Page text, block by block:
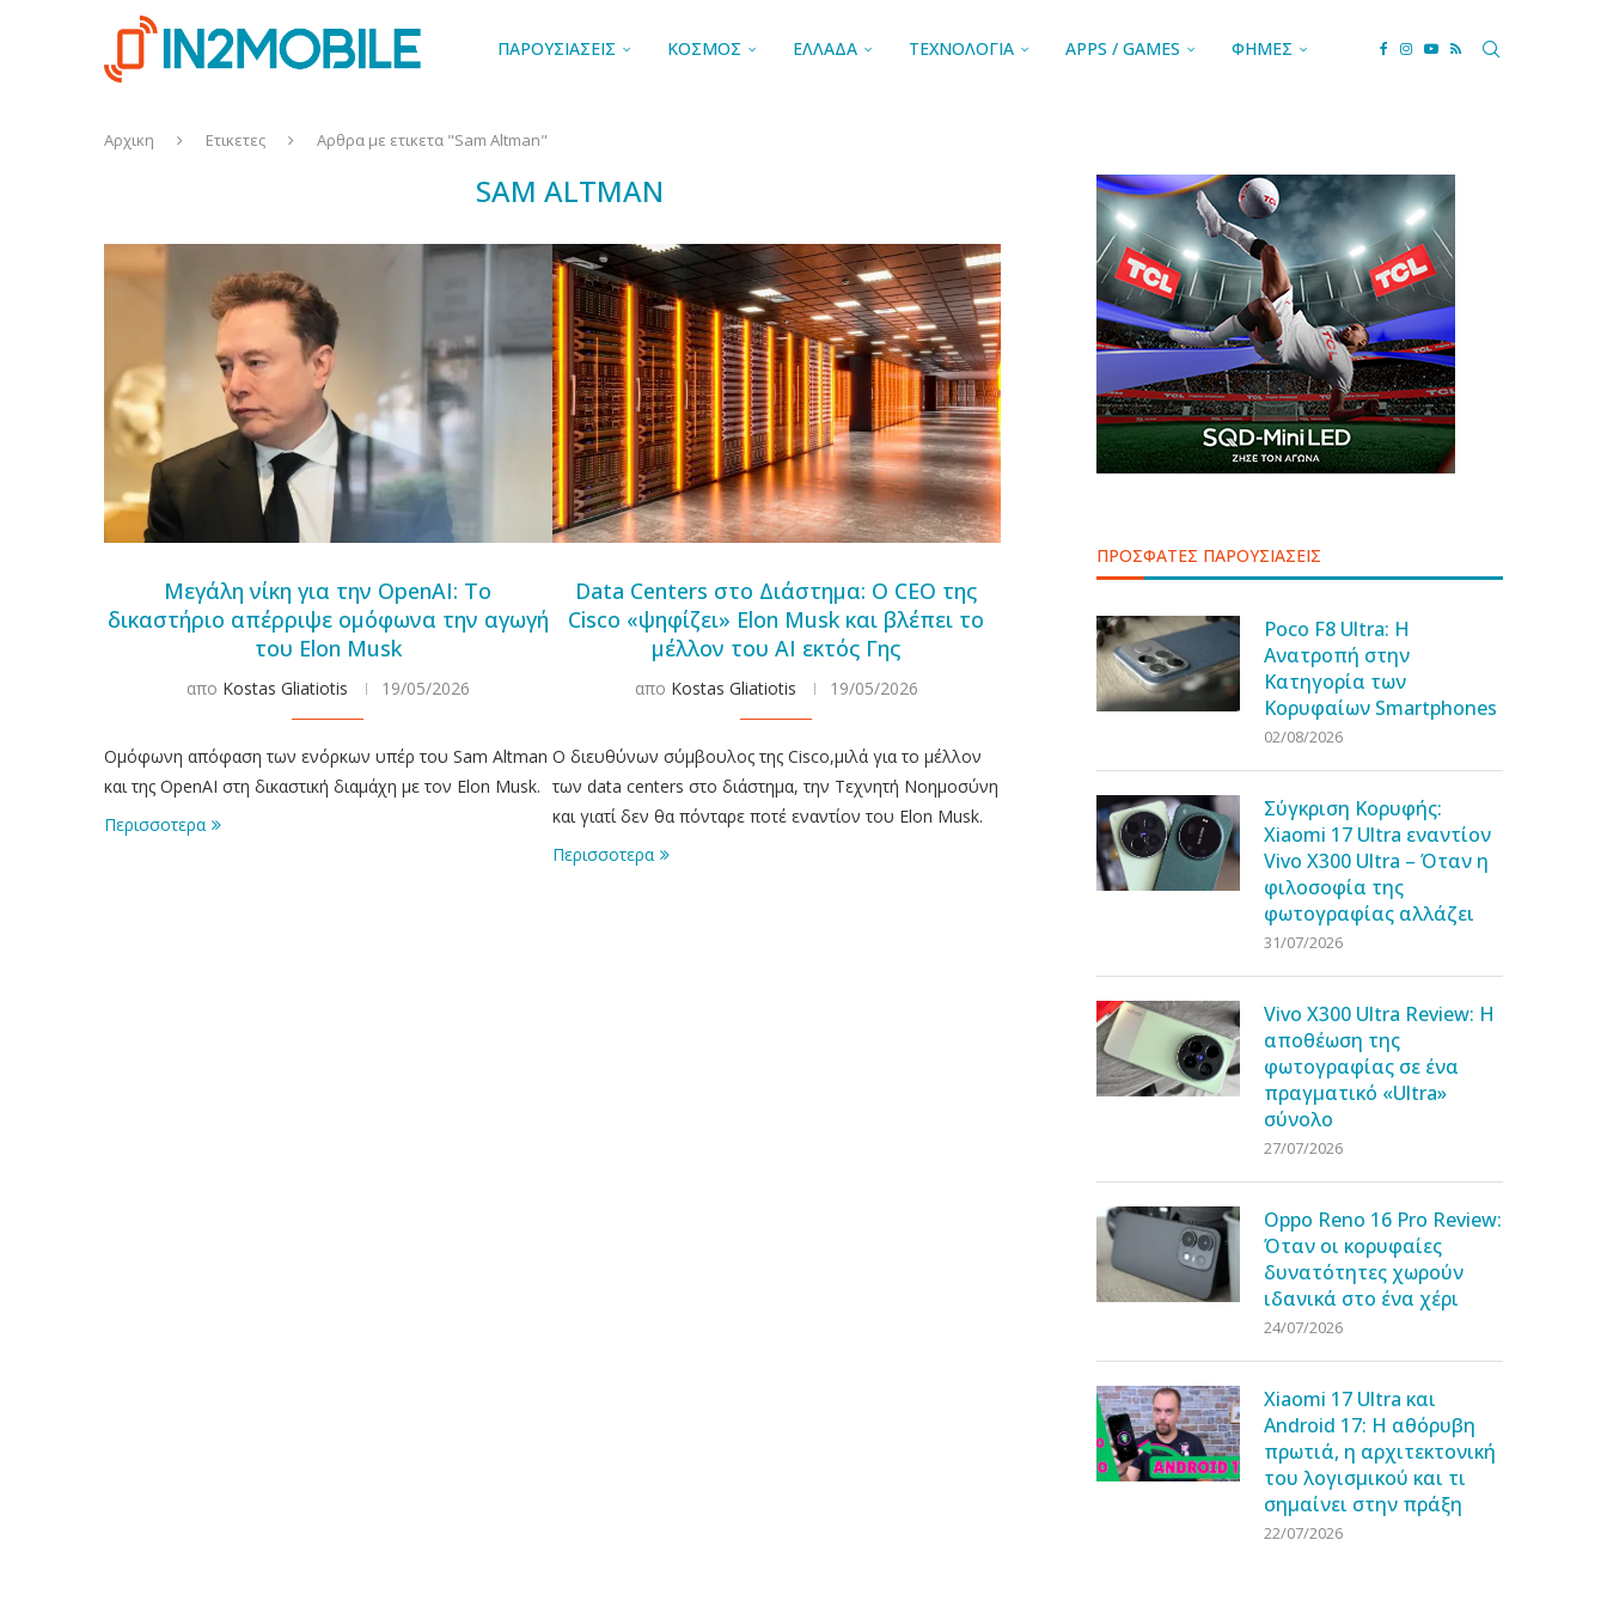
ΠΑΡΟΥΣΙΑΣΕΙΣ ΚΟΣΜΟΣ ΕΛΛΑΔΑ ΤΕΧΝΟΛΟΓΙΑ APPS / GAMES ΦΗΜΕΣ
Αρχικη Ετικετες Αρθρα με ετικετα "Sam Altman"
SAM ALTMAN
Μεγάλη νίκη για την OpenAI: Το
δικαστήριο απέρριψε ομόφωνα την αγωγή
του Elon Musk
απο Kostas Gliatiotis 19/05/2026
Ομόφωνη απόφαση των ενόρκων υπέρ του Sam Altman
και της OpenAI στη δικαστική διαμάχη με τον Elon Musk.
Περισσοτερα
Data Centers στο Διάστημα: Ο CEO της
Cisco «ψηφίζει» Elon Musk και βλέπει το
μέλλον του AI εκτός Γης
απο Kostas Gliatiotis 19/05/2026
Ο διευθύνων σύμβουλος της Cisco,μιλά για το μέλλον
των data centers στο διάστημα, την Τεχνητή Νοημοσύνη
και γιατί δεν θα πόνταρε ποτέ εναντίον του Elon Musk.
Περισσοτερα
ΠΡΟΣΦΑΤΕΣ ΠΑΡΟΥΣΙΑΣΕΙΣ
Poco F8 Ultra: Η
Ανατροπή στην
Κατηγορία των
Κορυφαίων Smartphones
02/08/2026
Σύγκριση Κορυφής:
Xiaomi 17 Ultra εναντίον
Vivo X300 Ultra – Όταν η
φιλοσοφία της
φωτογραφίας αλλάζει
31/07/2026
Vivo X300 Ultra Review: Η
αποθέωση της
φωτογραφίας σε ένα
πραγματικό «Ultra»
σύνολο
27/07/2026
Oppo Reno 16 Pro Review:
Όταν οι κορυφαίες
δυνατότητες χωρούν
ιδανικά στο ένα χέρι
24/07/2026
Xiaomi 17 Ultra και
Android 17: Η αθόρυβη
πρωτιά, η αρχιτεκτονική
του λογισμικού και τι
σημαίνει στην πράξη
22/07/2026